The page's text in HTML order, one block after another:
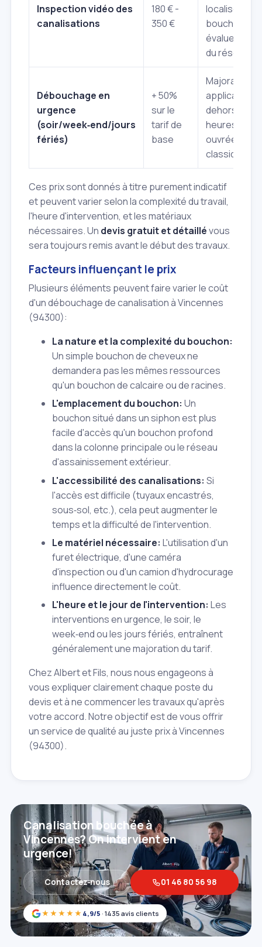
Inspection vidéo des
canalisations
180 € -
350 €
localiser le
bouchon et
évaluer l'état
du réseau.
Débouchage en
urgence
(soir/week‑end/jours
fériés)
+ 50%
sur le
tarif de
base
Majoration
applicable
dehors des
heures
ouvrées
classiques.
Ces prix sont donnés à titre purement indicatif
et peuvent varier selon la complexité du travail,
l'heure d'intervention, et les matériaux
nécessaires. Un devis gratuit et détaillévous
sera toujours remis avant le début des travaux.
Facteurs influençant le prix
Plusieurs éléments peuvent faire varier le coût
d'un débouchage de canalisation à Vincennes
(94300):
La nature et la complexité du bouchon:
Un simple bouchon de cheveux ne
demandera pas les mêmes ressources
qu'un bouchon de calcaire ou de racines.
L'emplacement du bouchon: Un
bouchon situé dans un siphon est plus
facile d'accès qu'un bouchon profond
dans la colonne principale ou le réseau
d'assainissement extérieur.
L'accessibilité des canalisations: Si
l'accès est difficile (tuyaux encastrés,
sous‑sol, etc.), cela peut augmenter le
temps et la difficulté de l'intervention.
Le matériel nécessaire: L'utilisation d'un
furet électrique, d'une caméra
d'inspection ou d'un camion d'hydrocurage
influence directement le coût.
L'heure et le jour de l'intervention: Les
interventions en urgence, le soir, le
week‑end ou les jours fériés, entraînent
généralement une majoration du tarif.
Chez Albert et Fils, nous nous engageons à
vous expliquer clairement chaque poste du
devis et à ne commencer les travaux qu'après
votre accord. Notre objectif est de vous offrir
un service de qualité au juste prix à Vincennes
(94300).
★★★★★ 4,9/5 · 1435 avis clients
Canalisation bouchée à
Vincennes? On intervient en
urgence!
Contactez‑nous 01 46 80 56 98